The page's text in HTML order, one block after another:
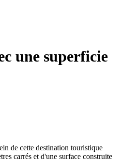
une superficie
de cette destination touristique
carrés et d'une surface construite